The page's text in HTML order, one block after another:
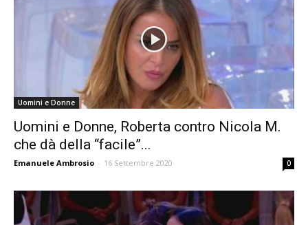
Uomini e Donne
Uomini e Donne, Roberta contro Nicola M.
che dà della “facile”...
Emanuele Ambrosio - 16 Settembre 2020 0